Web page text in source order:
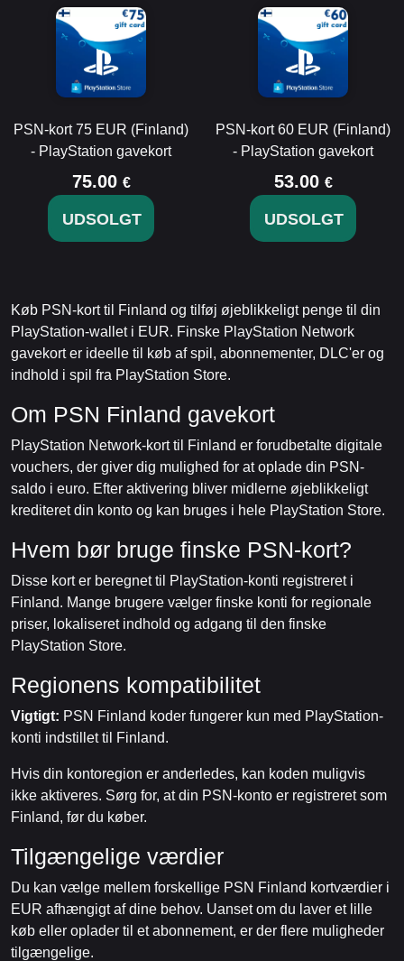
PSN-kort 75 EUR (Finland)
- PlayStation gavekort
75.00 €
UDSOLGT
PSN-kort 60 EUR (Finland)
- PlayStation gavekort
53.00 €
UDSOLGT
Køb PSN-kort til Finland og tilføj øjeblikkeligt penge til din
PlayStation-wallet i EUR. Finske PlayStation Network
gavekort er ideelle til køb af spil, abonnementer, DLC'er og
indhold i spil fra PlayStation Store.
Om PSN Finland gavekort
PlayStation Network-kort til Finland er forudbetalte digitale
vouchers, der giver dig mulighed for at oplade din PSN-
saldo i euro. Efter aktivering bliver midlerne øjeblikkeligt
krediteret din konto og kan bruges i hele PlayStation Store.
Hvem bør bruge finske PSN-kort?
Disse kort er beregnet til PlayStation-konti registreret i
Finland. Mange brugere vælger finske konti for regionale
priser, lokaliseret indhold og adgang til den finske
PlayStation Store.
Regionens kompatibilitet
Vigtigt: PSN Finland koder fungerer kun med PlayStation-
konti indstillet til Finland.
Hvis din kontoregion er anderledes, kan koden muligvis
ikke aktiveres. Sørg for, at din PSN-konto er registreret som
Finland, før du køber.
Tilgængelige værdier
Du kan vælge mellem forskellige PSN Finland kortværdier i
EUR afhængigt af dine behov. Uanset om du laver et lille
køb eller oplader til et abonnement, er der flere muligheder
tilgængelige.